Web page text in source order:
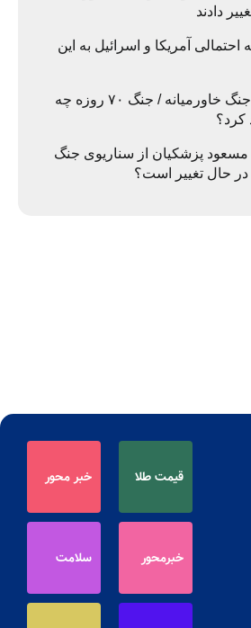
دادند
آمریکا و اسرائیل به این
برندگان پنهان جنگ خاورمیانه / جنگ ۷۰ روزه چه
کرد؟
مسعود پزشکیان از سناریوی جنگ
در حال تغییر است؟
قیمت طلا خبر محور
خبرمحور سلامت